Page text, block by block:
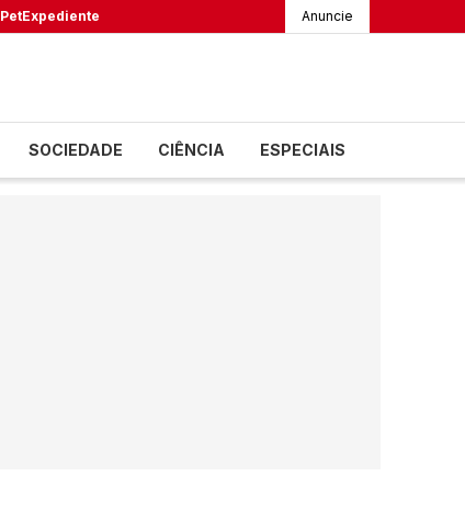
PetExpediente Anuncie
SOCIEDADE CIÊNCIA ESPECIAIS